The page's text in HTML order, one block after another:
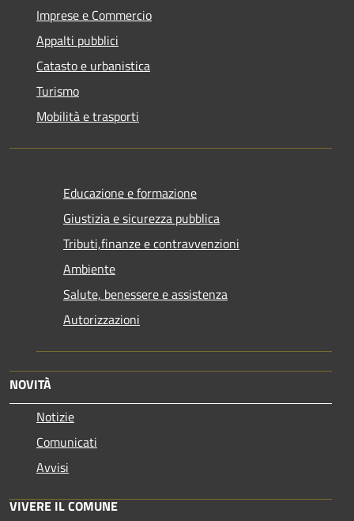
Imprese e Commercio
Appalti pubblici
Catasto e urbanistica
Turismo
Mobilità e trasporti
Educazione e formazione
Giustizia e sicurezza pubblica
Tributi,finanze e contravvenzioni
Ambiente
Salute, benessere e assistenza
Autorizzazioni
NOVITÀ
Notizie
Comunicati
Avvisi
VIVERE IL COMUNE